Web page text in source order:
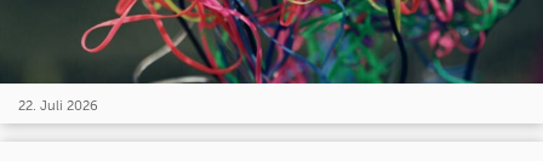
22. Juli 2026